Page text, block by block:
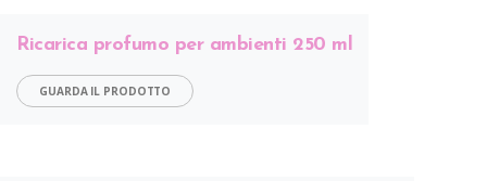
Ricarica profumo per ambienti 250 ml
GUARDA IL PRODOTTO